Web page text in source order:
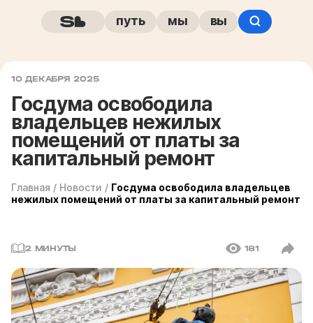
путь мы вы
10 ДЕКАБРЯ 2025
Госдума освободила
владельцев нежилых
помещений от платы за
капитальный ремонт
Главная / Новости / Госдума освободила владельцев
нежилых помещений от платы за капитальный ремонт
2 МИНУТЫ 181